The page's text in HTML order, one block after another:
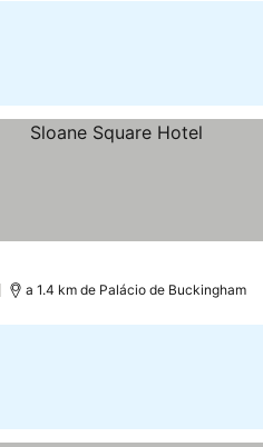
a 1.4 km de Palácio de Buckingham